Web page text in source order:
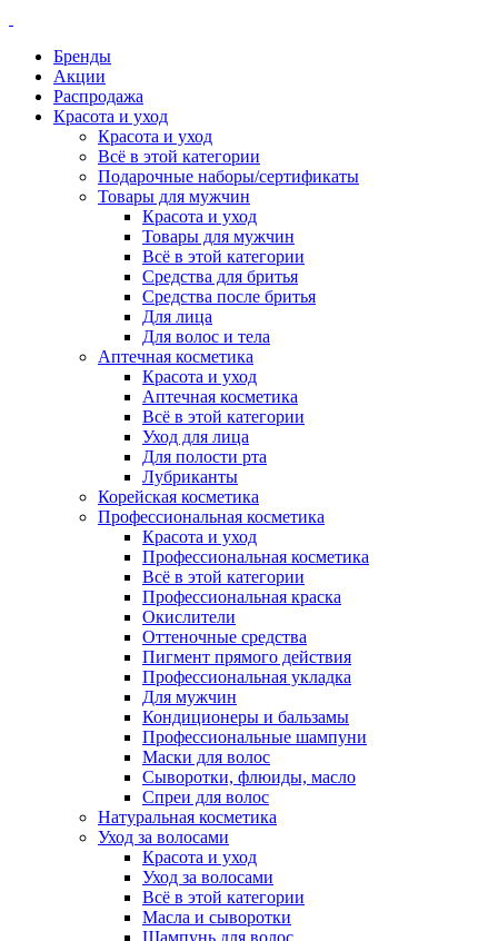
Бренды
Акции
Распродажа
Красота и уход
Красота и уход
Всё в этой категории
Подарочные наборы/сертификаты
Товары для мужчин
Красота и уход
Товары для мужчин
Всё в этой категории
Средства для бритья
Средства после бритья
Для лица
Для волос и тела
Аптечная косметика
Красота и уход
Аптечная косметика
Всё в этой категории
Уход для лица
Для полости рта
Лубриканты
Корейская косметика
Профессиональная косметика
Красота и уход
Профессиональная косметика
Всё в этой категории
Профессиональная краска
Окислители
Оттеночные средства
Пигмент прямого действия
Профессиональная укладка
Для мужчин
Кондиционеры и бальзамы
Профессиональные шампуни
Маски для волос
Сыворотки, флюиды, масло
Спреи для волос
Натуральная косметика
Уход за волосами
Красота и уход
Уход за волосами
Всё в этой категории
Масла и сыворотки
Шампунь для волос